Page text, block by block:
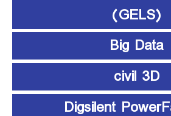
(GELS)
Big Data
civil 3D
Digsilent